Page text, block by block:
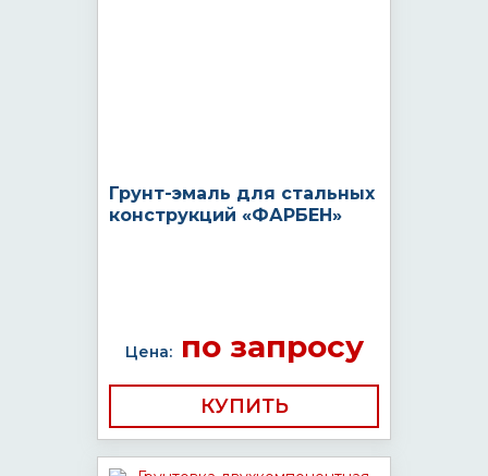
Грунт-эмаль для стальных
конструкций «ФАРБЕН»
Цена:по запросу
КУПИТЬ